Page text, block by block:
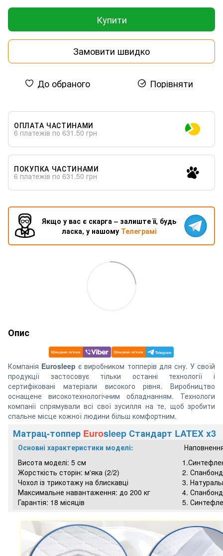
Купити
Замовити швидко
До обраного Порівняти
ОПЛАТА ЧАСТИНАМИ
6 платежів по 631.50 грн
ПОКУПКА ЧАСТИНАМИ
6 платежів по 631.50 грн
Якщо у вас є скарга – залиште її, будь
ласка, у нашому Телеграмі
Опис
Компанія Eurosleep є виробником топперів для сну. У своїй
продукції застосовує тільки останні технології і
сертифіковані матеріали високого рівня. Виробництво
оснащене високотехнологічним обладнанням. Технологи
компанії спрямували всі свої зусилля на те, щоб зробити
спальне місце кожної людини більш комфортним.
Матрац-топпер Eurosleep Стандарт LATEX x3
Основні характеристики моделі:
Висота моделі: 5 см
Жорсткість сторін: м'яка (2/2)
Чохол із трикотажу на блискавці
Максимальне навантаження: до 200 кг
Гарантія: 18 місяців
2. Спанбонд
3.
4. Спанбонд
5.